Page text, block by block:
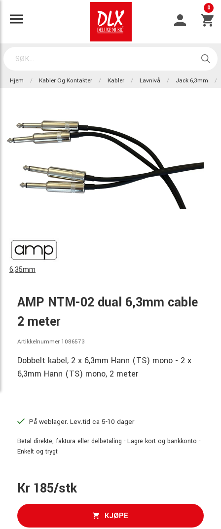
0
Hjem Kabler Og Kontakter Kabler Lavnivå Jack 6,3mm
6,35mm
AMP NTM-02 dual 6,3mm cable
2 meter
Artikkelnummer 1086573
Dobbelt kabel, 2 x 6,3mm Hann (TS) mono - 2 x
6,3mm Hann (TS) mono, 2 meter
På weblager. Lev.tid ca 5-10 dager
Betal direkte, faktura eller delbetaling - Lagre kort og bankkonto -
Enkelt og trygt
Kr 185/stk
KJØPE